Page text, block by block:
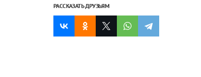
РАССКАЗАТЬ ДРУЗЬЯМ